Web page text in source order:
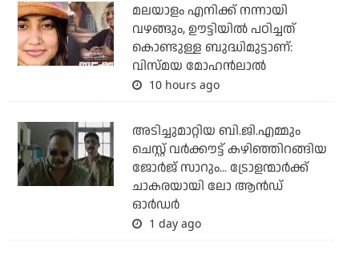
മലയാളം എനിക്ക് നന്നായി
വഴങ്ങും, ഊട്ടിയില്‍ പഠിച്ചത്
കൊണ്ടുള്ള ബുദ്ധിമുട്ടാണ്:
വിസ്മയ മോഹന്‍ലാല്‍
10 hours ago
അടിച്ചുമാറ്റിയ ബി.ജി.എമ്മും
ചെസ്റ്റ് വര്‍ക്കൗട്ട് കഴിഞ്ഞിറങ്ങിയ
ജോര്‍ജ് സാറും... ട്രോളന്മാര്‍ക്ക്
ചാകരയായി ലോ ആന്‍ഡ്
ഓര്‍ഡര്‍
1 day ago